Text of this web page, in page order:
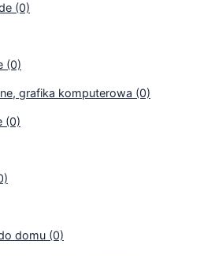
(0)
(0)
grafika komputerowa (0)
(0)
domu (0)